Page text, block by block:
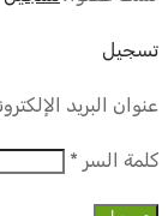
تسجيل
عنوان البريد
كلمة السر *